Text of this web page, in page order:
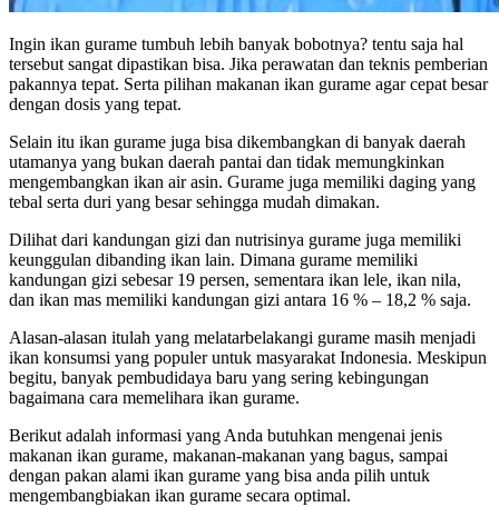
Ingin ikan gurame tumbuh lebih banyak bobotnya? tentu saja hal
tersebut sangat dipastikan bisa. Jika perawatan dan teknis pemberian
pakannya tepat. Serta pilihan makanan ikan gurame agar cepat besar
dengan dosis yang tepat.
Selain itu ikan gurame juga bisa dikembangkan di banyak daerah
utamanya yang bukan daerah pantai dan tidak memungkinkan
mengembangkan ikan air asin. Gurame juga memiliki daging yang
tebal serta duri yang besar sehingga mudah dimakan.
Dilihat dari kandungan gizi dan nutrisinya gurame juga memiliki
keunggulan dibanding ikan lain. Dimana gurame memiliki
kandungan gizi sebesar 19 persen, sementara ikan lele, ikan nila,
dan ikan mas memiliki kandungan gizi antara 16 % – 18,2 % saja.
Alasan-alasan itulah yang melatarbelakangi gurame masih menjadi
ikan konsumsi yang populer untuk masyarakat Indonesia. Meskipun
begitu, banyak pembudidaya baru yang sering kebingungan
bagaimana cara memelihara ikan gurame.
Berikut adalah informasi yang Anda butuhkan mengenai jenis
makanan ikan gurame, makanan-makanan yang bagus, sampai
dengan pakan alami ikan gurame yang bisa anda pilih untuk
mengembangbiakan ikan gurame secara optimal.